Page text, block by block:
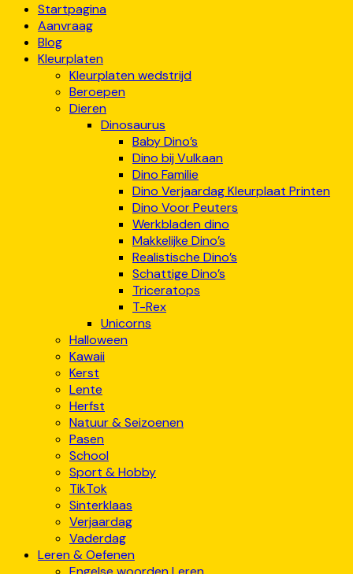
Startpagina
Aanvraag
Blog
Kleurplaten
Kleurplaten wedstrijd
Beroepen
Dieren
Dinosaurus
Baby Dino’s
Dino bij Vulkaan
Dino Familie
Dino Verjaardag Kleurplaat Printen
Dino Voor Peuters
Werkbladen dino
Makkelijke Dino’s
Realistische Dino’s
Schattige Dino’s
Triceratops
T-Rex
Unicorns
Halloween
Kawaii
Kerst
Lente
Herfst
Natuur & Seizoenen
Pasen
School
Sport & Hobby
TikTok
Sinterklaas
Verjaardag
Vaderdag
Leren & Oefenen